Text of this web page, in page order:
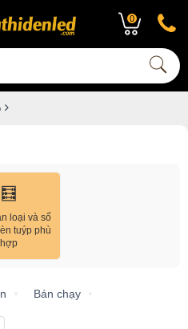
0
🧮
loại và số
tuýp phù
hợp
Bán chạy